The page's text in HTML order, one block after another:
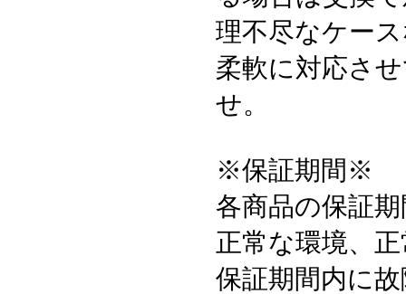
理不尽なケー
柔軟に対応さ
せ。
※保証期間※
各商品の保証
正常な環境、
保証期間内に